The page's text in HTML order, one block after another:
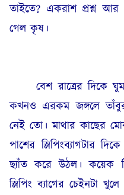
তাইতে? একরাশ প্রশ্ন আর
গেল কৃষ।
বেশ রাত্রের দিকে
কখনও এরকম জঙ্গলে
নেই তো। মাথার কাছের
পাশের স্লিপিংব্যাগটার
ছ্যাঁত করে উঠল। কয়েক
স্লিপিং ব্যাগের চেইনটা